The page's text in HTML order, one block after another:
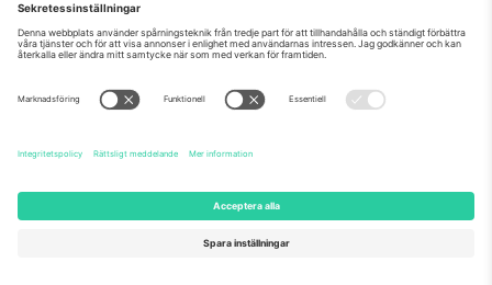
Mexico
Av Chapultepec 360, Roma
Norte, Cuauhtémoc, 06700
Ciudad de México, CDMX,
plats, evenemang och/eller domän. För detaljer, se specifik
evenemangssida, avtryck och villkor.,Leverantörens namn
© 2026 Ticombo. Alla rättigheter förbehållna.